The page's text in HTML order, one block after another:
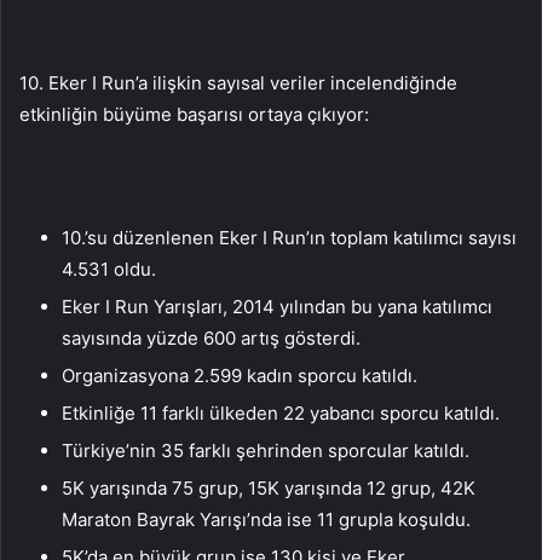
10. Eker I Run’a ilişkin sayısal veriler incelendiğinde
etkinliğin büyüme başarısı ortaya çıkıyor:
10.’su düzenlenen Eker I Run’ın toplam katılımcı sayısı
4.531 oldu.
Eker I Run Yarışları, 2014 yılından bu yana katılımcı
sayısında yüzde 600 artış gösterdi.
Organizasyona 2.599 kadın sporcu katıldı.
Etkinliğe 11 farklı ülkeden 22 yabancı sporcu katıldı.
Türkiye’nin 35 farklı şehrinden sporcular katıldı.
5K yarışında 75 grup, 15K yarışında 12 grup, 42K
Maraton Bayrak Yarışı’nda ise 11 grupla koşuldu.